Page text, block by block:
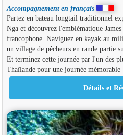
Accompagnement en français
Partez en bateau longtail traditionnel
Nga et découvrez l'emblématique
francophone. Naviguez en kayak au
un village de pêcheurs en rande partie
Et terminez cette journée par l'un des
Thaïlande pour une journée mémorable